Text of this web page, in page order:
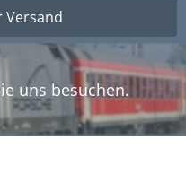
Versand
uns besuchen.
im Onlineshop
Kloppe.
uns besuchen.
im Onlineshop
Kloppe.